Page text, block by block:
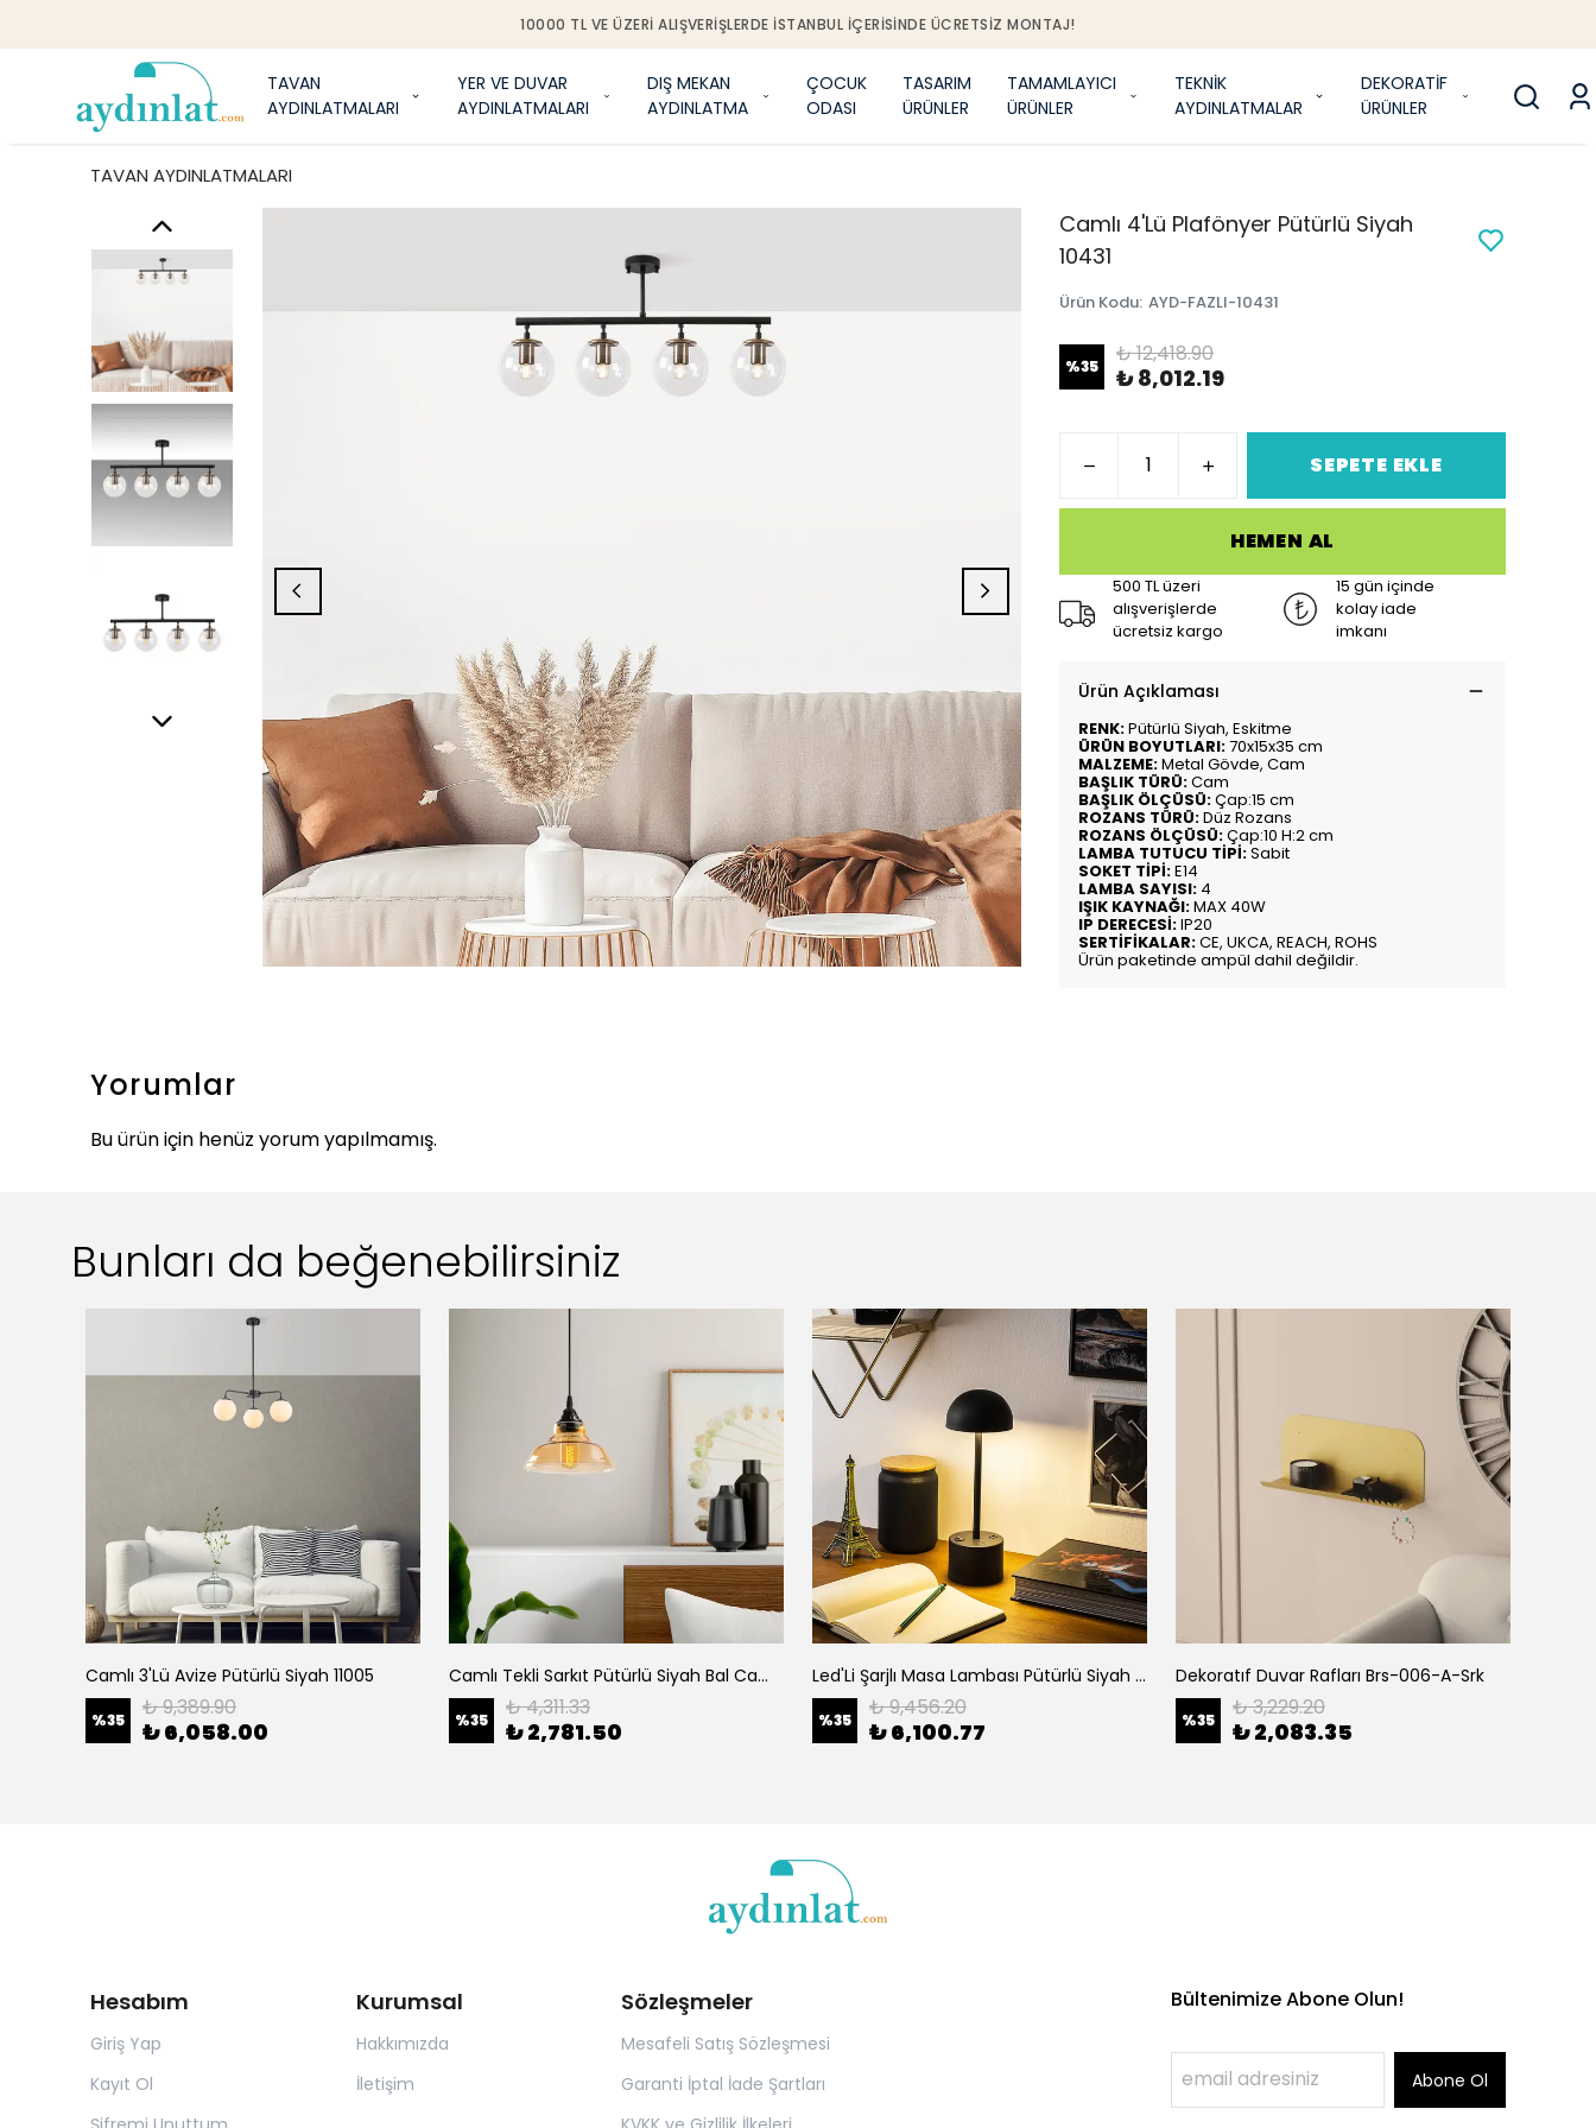
10000 TL VE ÜZERI ALIŞVERIŞLERDE İSTANBUL IÇERISINDE ÜCRETSIZ MONTAJ!
TAVAN
AYDINLATMALARI
YER VE DUVAR
AYDINLATMALARI
DIŞ MEKAN
AYDINLATMA
ÇOCUK
ODASI
TASARIM
ÜRÜNLER
TAMAMLAYICI
ÜRÜNLER
TEKNİK
AYDINLATMALAR
DEKORATİF
ÜRÜNLER
TAVAN AYDINLATMALARI
Camlı 4'Lü Plafönyer Pütürlü Siyah
10431
Ürün Kodu: AYD-FAZLI-10431
%35 ₺ 12,418.90
₺ 8,012.19
SEPETE EKLE
HEMEN AL
500 TL üzeri
alışverişlerde
ücretsiz kargo
15 gün içinde
kolay iade
imkanı
Ürün Açıklaması
RENK:Pütürlü Siyah, Eskitme
ÜRÜN BOYUTLARI:70x15x35 cm
MALZEME:Metal Gövde, Cam
BAŞLIK TÜRÜ:Cam
BAŞLIK ÖLÇÜSÜ:Çap:15 cm
ROZANS TÜRÜ:Düz Rozans
ROZANS ÖLÇÜSÜ:Çap:10 H:2 cm
LAMBA TUTUCU TİPİ:Sabit
SOKET TİPİ:E14
LAMBA SAYISI: 4
IŞIK KAYNAĞI:MAX 40W
IP DERECESİ:IP20
SERTİFİKALAR:CE, UKCA, REACH, ROHS
Ürün paketinde ampül dahil değildir.
Yorumlar
Bu ürün için henüz yorum yapılmamış.
Bunları da beğenebilirsiniz
Camlı 3'Lü Avize Pütürlü Siyah 11005
%35 ₺ 9,389.90
₺ 6,058.00
Camlı Tekli Sarkıt Pütürlü Siyah Bal Cam 324
%35 ₺ 4,311.33
₺ 2,781.50
Led'Li Şarjlı Masa Lambası Pütürlü Siyah 13370
%35 ₺ 9,456.20
₺ 6,100.77
Dekoratıf Duvar Rafları Brs-006-A-Srk
%35 ₺ 3,229.20
₺ 2,083.35
Hesabım
Giriş Yap
Kayıt Ol
Kurumsal
Hakkımızda
İletişim
Sözleşmeler
Mesafeli Satış Sözleşmesi
Garanti İptal İade Şartları
Bültenimize Abone Olun!
Abone Ol